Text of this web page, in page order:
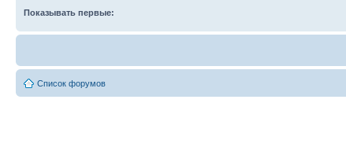
Показывать первые:
Список форумов